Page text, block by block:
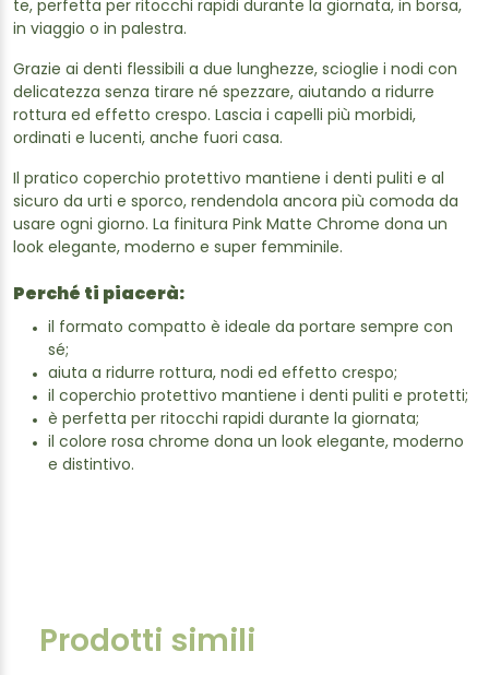
te, perfetta per ritocchi rapidi durante la giornata, in borsa,
in viaggio o in palestra.
Grazie ai denti flessibili a due lunghezze, scioglie i nodi con
delicatezza senza tirare né spezzare, aiutando a ridurre
rottura ed effetto crespo. Lascia i capelli più morbidi,
ordinati e lucenti, anche fuori casa.
Il pratico coperchio protettivo mantiene i denti puliti e al
sicuro da urti e sporco, rendendola ancora più comoda da
usare ogni giorno. La finitura Pink Matte Chrome dona un
look elegante, moderno e super femminile.
Perché ti piacerà:
il formato compatto è ideale da portare sempre con
sé;
aiuta a ridurre rottura, nodi ed effetto crespo;
il coperchio protettivo mantiene i denti puliti e protetti;
è perfetta per ritocchi rapidi durante la giornata;
il colore rosa chrome dona un look elegante, moderno
e distintivo.
Prodotti simili